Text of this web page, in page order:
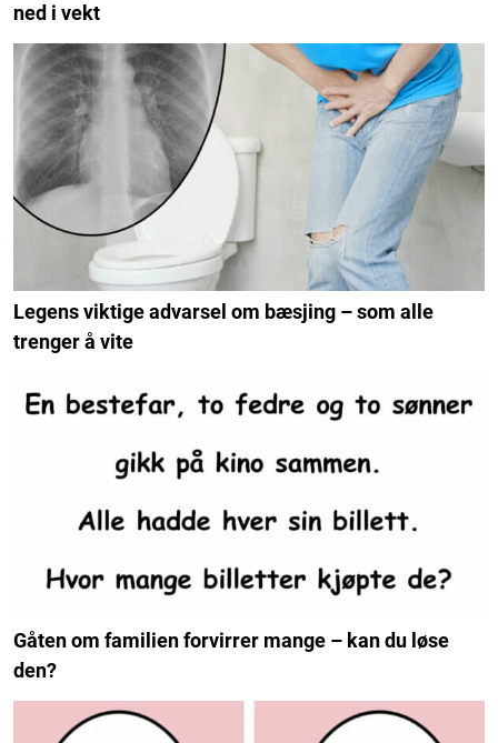
ned i vekt
Legens viktige advarsel om bæsjing – som alle
trenger å vite
Gåten om familien forvirrer mange – kan du løse
den?